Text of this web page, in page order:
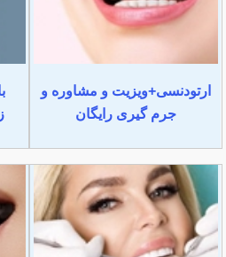
ارتودنسی+ویزیت و مشاوره و
جرم گیری رایگان